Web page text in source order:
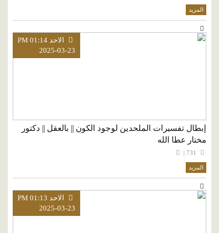
المزيد
الاحد PM 01:14
2025-03-23
إبطال تفسيرات الملحدين لوجود الكون || بالعقل || دكتور
مختار عطا الله
المزيد
الاحد PM 01:13
2025-03-23